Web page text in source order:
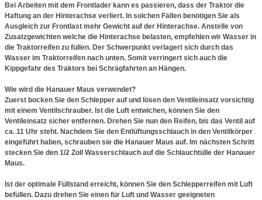
Bei Arbeiten mit dem Frontlader kann es passieren, dass der Traktor die
Haftung an der Hinterachse verliert. In solchen Fällen benötigen Sie als
Ausgleich zur Frontlast mehr Gewicht auf der Hinterachse. Anstelle von
Zusatzgewichten welche die Hinterachse belasten, empfehlen wir Wasser in
die Traktorreifen zu füllen. Der Schwerpunkt verlagert sich durch das
Wasser im Traktorreifen nach unten. Somit verringert sich auch die
Kippgefahr des Traktors bei Schrägfahrten an Hängen.
Wie wird die Hanauer Maus verwendet?
Zuerst bocken Sie den Schlepper auf und lösen den Ventileinsatz vorsichtig
mit einem Ventilschrauber. Ist die Luft entwichen, können Sie den
Ventileinsatz sicher entfernen. Drehen Sie nun den Reifen, bis das Ventil auf
ca. 11 Uhr steht. Nachdem Sie den Entlüftungsschlauch in den Ventilkörper
eingeführt haben, schrauben sie die Hanauer Maus auf. Im nächsten Schritt
stecken Sie den 1/2 Zoll Wasserschlauch auf die Schlauchtülle der Hanauer
Maus.
Ist der optimale Füllstand erreicht, können Sie den Schlepperreifen mit Luft
befüllen. Dazu drehen Sie einen für Luft und Wasser geeigneten